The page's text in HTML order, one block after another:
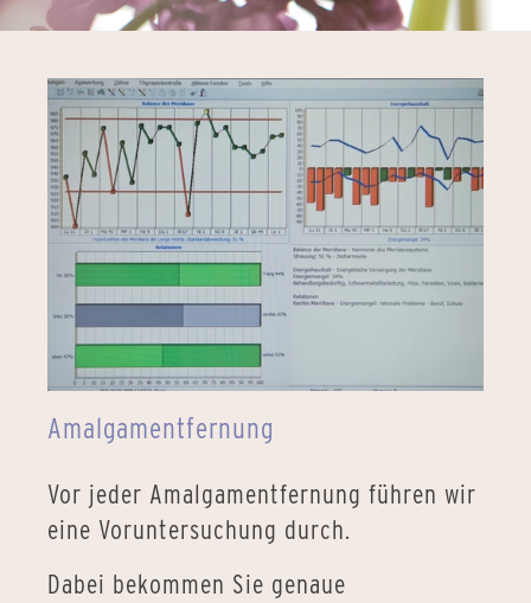
Amalgamentfernung
Vor jeder Amalgamentfernung führen wir
eine Voruntersuchung durch.
Dabei bekommen Sie genaue